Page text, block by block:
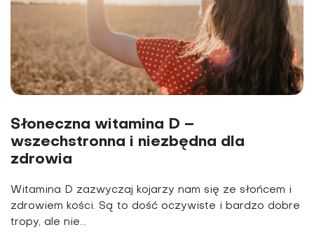
Słoneczna witamina D –
wszechstronna i niezbędna dla
zdrowia
Witamina D zazwyczaj kojarzy nam się ze słońcem i
zdrowiem kości. Są to dość oczywiste i bardzo dobre
tropy, ale nie...